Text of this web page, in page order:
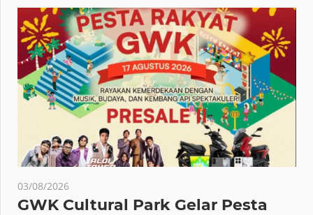
03/08/2026
GWK Cultural Park Gelar Pesta